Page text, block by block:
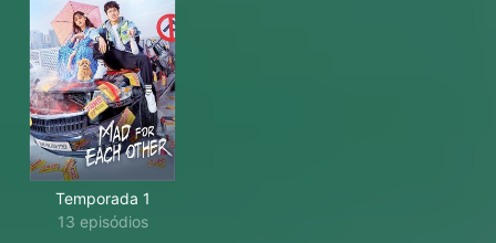
Temporada 1
13 episódios